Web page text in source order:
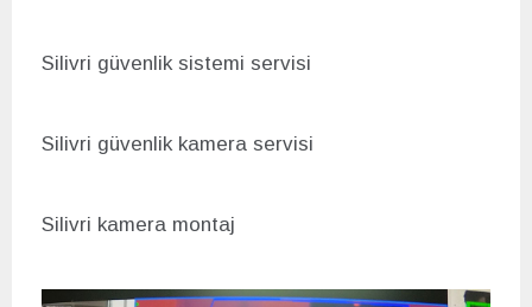
Silivri güvenlik sistemi servisi
Silivri güvenlik kamera servisi
Silivri kamera montaj